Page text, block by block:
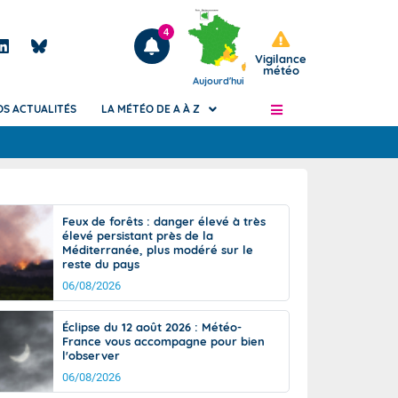
Articles
4
Aujourd'hui
Vigilance
météo
de
Phénomènes dangereux de J+2 à J+7
Avertissement pluies intenses à l'échelle
des communes (Apic)
Bulletins Marine
d'avalanche
Météo des forêts
Vigicrues
ACTUALITÉS LA MÉTÉO DE A À Z
Feux de forêts : danger élevé à très
élevé persistant près de la
Méditerranée, plus modéré sur le
reste du pays
06/08/2026
Éclipse du 12 août 2026 : Météo-
France vous accompagne pour bien
l'observer
06/08/2026